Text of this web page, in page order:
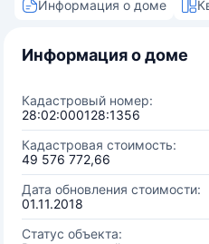
Информация о доме
Информация о доме
Кадастровый номер:
28:02:000128:1356
Кадастровая стоимость:
49 576 772,66
Дата обновления стоимости:
01.11.2018
Статус объекта: